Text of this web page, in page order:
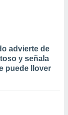
advierte de
y señala
puede llover